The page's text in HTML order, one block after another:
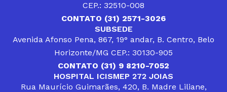
CEP.: 32510-008
CONTATO (31) 2571-3026
SUBSEDE
Avenida Afonso Pena, 867, 19° andar, B. Centro, Belo
Horizonte/MG CEP.: 30130-905
CONTATO (31) 9 8210-7052
HOSPITAL ICISMEP 272 JOIAS
Rua Maurício Guimarães, 420, B. Madre Liliane,